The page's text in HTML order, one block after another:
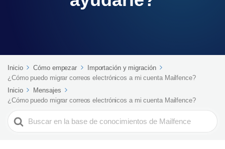
Inicio Cómo empezar
Importación y migración
¿Cómo puedo migrar correos electrónicos a mi cuenta Mailfence?
Inicio
Mensajes
¿Cómo puedo migrar correos electrónicos a mi cuenta Mailfence?
Search
For